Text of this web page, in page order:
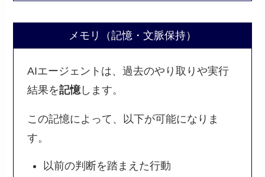
メモリ（記憶・文脈保持）
AIエージェントは、過去のやり取りや実行
結果を記憶します。
この記憶によって、以下が可能になりま
す。
以前の判断を踏まえた行動